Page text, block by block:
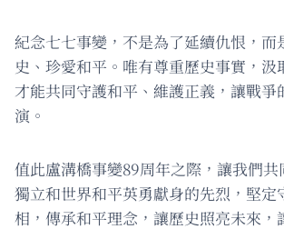
紀念七七事變，不是為了延續仇恨，而
史、珍愛和平。唯有尊重歷史事實，汲
才能共同守護和平、維護正義，讓戰爭
演。
值此盧溝橋事變89周年之際，讓我們
獨立和世界和平英勇獻身的先烈，堅定
相，傳承和平理念，讓歷史照亮未來，